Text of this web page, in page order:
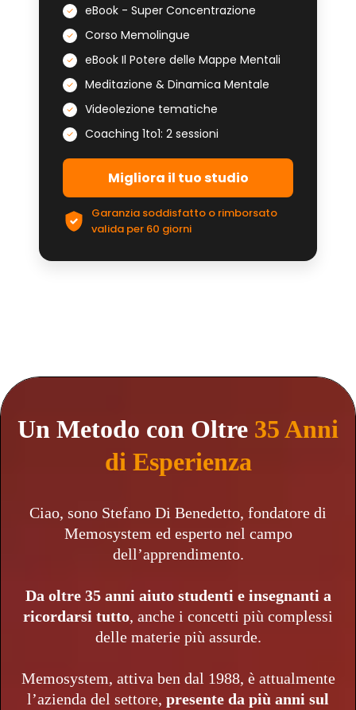
eBook - Super Concentrazione
Corso Memolingue
eBook Il Potere delle Mappe Mentali
Meditazione & Dinamica Mentale
Videolezione tematiche
Coaching 1to1: 2 sessioni
Migliora il tuo studio
Garanzia soddisfatto o rimborsato
valida per 60 giorni
Un Metodo con Oltre 35 Anni
di Esperienza
Ciao, sono Stefano Di Benedetto, fondatore di
Memosystem ed esperto nel campo
dell’apprendimento.
Da oltre 35 anni aiuto studenti e insegnanti a
ricordarsi tutto, anche i concetti più complessi
delle materie più assurde.
Memosystem, attiva ben dal 1988, è attualmente
l’azienda del settore, presente da più anni sul